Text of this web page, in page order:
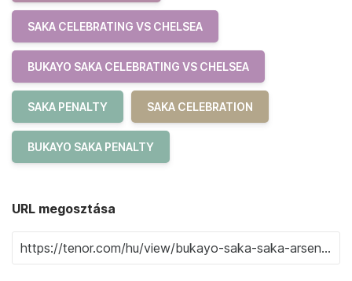
SAKA CELEBRATING VS CHELSEA
BUKAYO SAKA CELEBRATING VS CHELSEA
SAKA PENALTY SAKA CELEBRATION
BUKAYO SAKA PENALTY
URL megosztása